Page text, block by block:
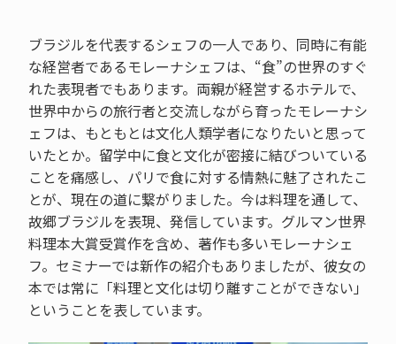
ブラジルを代表するシェフの一人であり、同時に有能
な経営者であるモレーナシェフは、“食”の世界のすぐ
れた表現者でもあります。両親が経営するホテルで、
世界中からの旅行者と交流しながら育ったモレーナシ
ェフは、もともとは文化人類学者になりたいと思って
いたとか。留学中に食と文化が密接に結びついている
ことを痛感し、パリで食に対する情熱に魅了されたこ
とが、現在の道に繋がりました。今は料理を通して、
故郷ブラジルを表現、発信しています。グルマン世界
料理本大賞受賞作を含め、著作も多いモレーナシェ
フ。セミナーでは新作の紹介もありましたが、彼女の
本では常に「料理と文化は切り離すことができない」
ということを表しています。